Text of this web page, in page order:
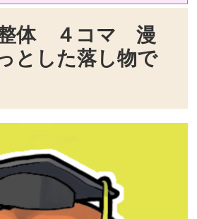
体 ４コマ 漫
とした落し物で